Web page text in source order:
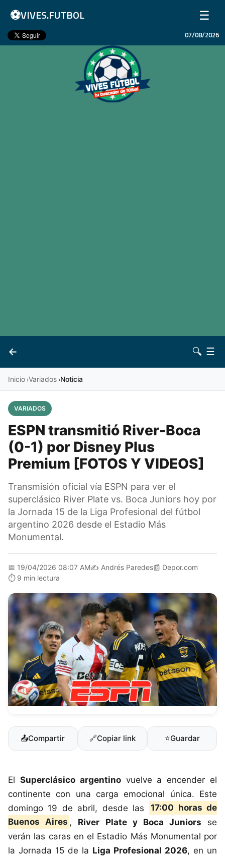
⚽VIVES.FUTBOL ☰
Inicio
07/08/2026
←
Vives 🔍 ☰
Inicio ›Variados ›Noticia
VARIADOS
ESPN transmitió River-Boca
(0-1) por Disney Plus
Premium [FOTOS Y VIDEOS]
Transmisión oficial vía ESPN para ver el
superclásico River Plate vs. Boca Juniors hoy por
la Jornada 15 de la Liga Profesional del fútbol
argentino 2026 desde el Estadio Más
Monumental.
📅 19/04/2026 08:07 AM✍️ Andrés Paredes📰 Depor.com
⏱️ 9 min lectura
📤Compartir 🔗Copiar link ⭐Guardar
El Superclásico argentinovuelve a encender el
continente con una carga emocional única. Este
domingo 19 de abril, desde las
17:00 horas de
Buenos Aires , River Plate y Boca Juniors se
verán las caras en el Estadio Más Monumental por
la Jornada 15 de la Liga Profesional 2026, en un